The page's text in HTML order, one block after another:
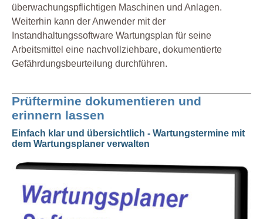
überwachungspflichtigen Maschinen und Anlagen.
Weiterhin kann der Anwender mit der
Instandhaltungssoftware Wartungsplan für seine
Arbeitsmittel eine nachvollziehbare, dokumentierte
Gefährdungsbeurteilung durchführen.
Prüftermine dokumentieren und
erinnern lassen
Einfach klar und übersichtlich - Wartungstermine mit
dem Wartungsplaner verwalten